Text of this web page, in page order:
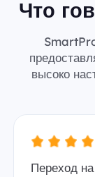
Что
высоко
Переход